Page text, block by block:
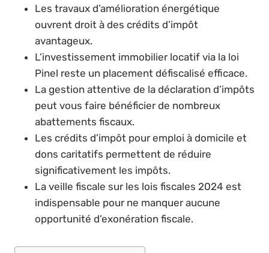
Les travaux d’amélioration énergétique
ouvrent droit à des crédits d’impôt
avantageux.
L’investissement immobilier locatif via la loi
Pinel reste un placement défiscalisé efficace.
La gestion attentive de la déclaration d’impôts
peut vous faire bénéficier de nombreux
abattements fiscaux.
Les crédits d’impôt pour emploi à domicile et
dons caritatifs permettent de réduire
significativement les impôts.
La veille fiscale sur les lois fiscales 2024 est
indispensable pour ne manquer aucune
opportunité d’exonération fiscale.